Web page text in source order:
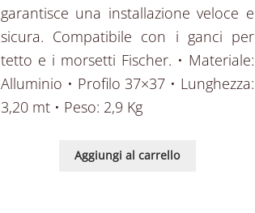
garantisce una installazione veloce e
sicura. Compatibile con i ganci per
tetto e i morsetti Fischer. • Materiale:
Alluminio • Profilo 37×37 • Lunghezza:
3,20 mt • Peso: 2,9 Kg
Aggiungi al carrello